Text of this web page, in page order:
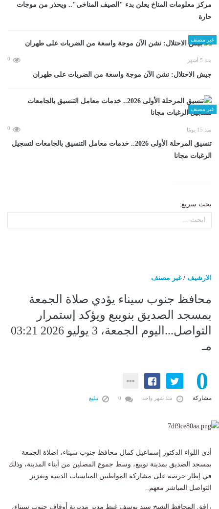
مركز معلومات المناخ يعلن بدء "الصيف المناخى".. ويحذر من موجات
حارة
غير مصنف
منذ 5 أشهر 0
جيش الاحتلال: نشن الآن موجة واسعة من الضربات على طهران
غير مصنف
منذ 15 يومًا 0
تنسيق المرحلة الأولى 2026.. خدمات معامل التنسيق بالجامعات لتسجيل
الرغبات مجانا
بحث سريع:
الارشيف /غير مصنف
محافظ جنوب سيناء يؤدي صلاة الجمعة
بمسجد الصديق بنويبع ويؤكد إستمرار
التواصل...اليوم الجمعة، 3 يوليو 2026 03:21
مـ
0
مشاركة منذ شهر واحد تبليغ
أدى اللواء الدكتور إسماعيل كمال محافظ جنوب سيناء، اصلاة الجمعة
بمسجد الصديق بمدينة نويبع، وسط جموع المصلين من أبناء المدينة، وذلك
في إطار حرصه على مشاركة المواطنين المناسبات الدينية وتعزيز
التواصل المباشر معهم..
رافق المحافظ الشيخ سيد يوسف غيط مدير مديرية أوقاف جنوب سيناء،